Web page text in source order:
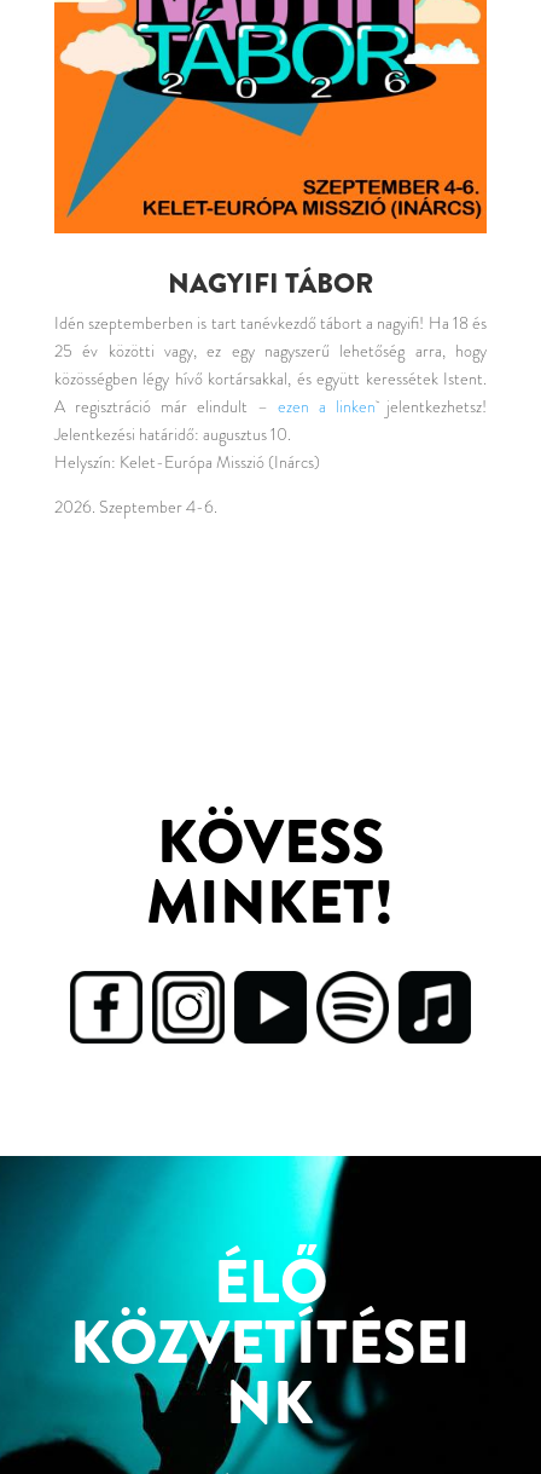
NAGYIFI TÁBOR
Idén szeptemberben is tart tanévkezdő tábort a nagyifi! Ha 18 és
25 év közötti vagy, ez egy nagyszerű lehetőség arra, hogy
közösségben légy hívő kortársakkal, és együtt keressétek Istent.
A regisztráció már elindult –ezen a linkenjelentkezhetsz!
Jelentkezési határidő: augusztus 10.
Helyszín: Kelet-Európa Misszió (Inárcs)
2026. Szeptember 4-6.
KÖVESS
MINKET!
ÉLŐ
KÖZVETÍTÉSEI
NK